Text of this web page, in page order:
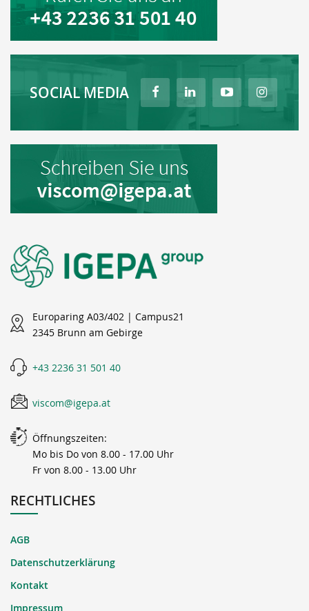
SOCIAL MEDIA
Europaring A03/402 | Campus21
2345 Brunn am Gebirge
+43 2236 31 501 40
viscom@igepa.at
Öffnungszeiten:
Mo bis Do von 8.00 - 17.00 Uhr
Fr von 8.00 - 13.00 Uhr
RECHTLICHES
AGB
Datenschutzerklärung
Kontakt
Impressum